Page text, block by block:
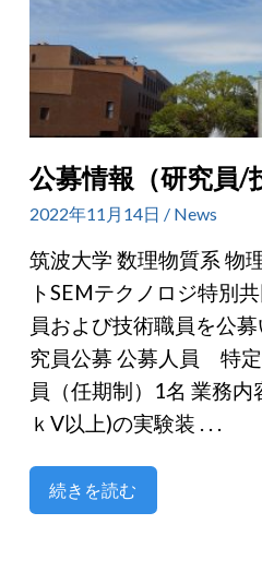
公募情報（研究員/
2022年11月14日 / News
筑波大学 数理物質系 物
トSEMテクノロジ特別
員および技術職員を公
究員公募 公募人員 特
員（任期制）1名 業務
ｋV以上)の実験装 . . .
続きを読む